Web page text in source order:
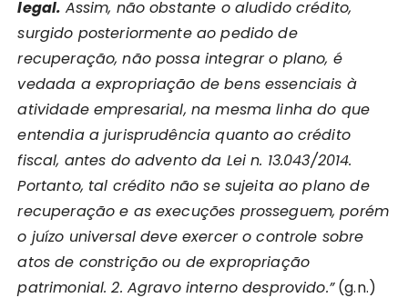
legal. Assim, não obstante o aludido crédito,
surgido posteriormente ao pedido de
recuperação, não possa integrar o plano, é
vedada a expropriação de bens essenciais à
atividade empresarial, na mesma linha do que
entendia a jurisprudência quanto ao crédito
fiscal, antes do advento da Lei n. 13.043/2014.
Portanto, tal crédito não se sujeita ao plano de
recuperação e as execuções prosseguem, porém
o juízo universal deve exercer o controle sobre
atos de constrição ou de expropriação
patrimonial. 2. Agravo interno desprovido.”(g.n.)